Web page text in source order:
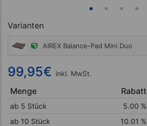
Varianten
AIREX Balance-Pad Mini Duo
99,95€ inkl. MwSt.
Menge Rabatt
ab 5 Stück 5.00 %
ab 10 Stück
10.01 %